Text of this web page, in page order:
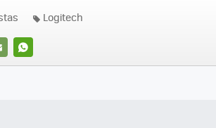
WHATSAPP
Logitech